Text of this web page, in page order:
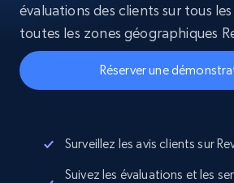
évaluations des clients sur tous
toutes les zones géographiques
Réserver une
Surveillez les avis clients sur
Suivez les évaluations et les